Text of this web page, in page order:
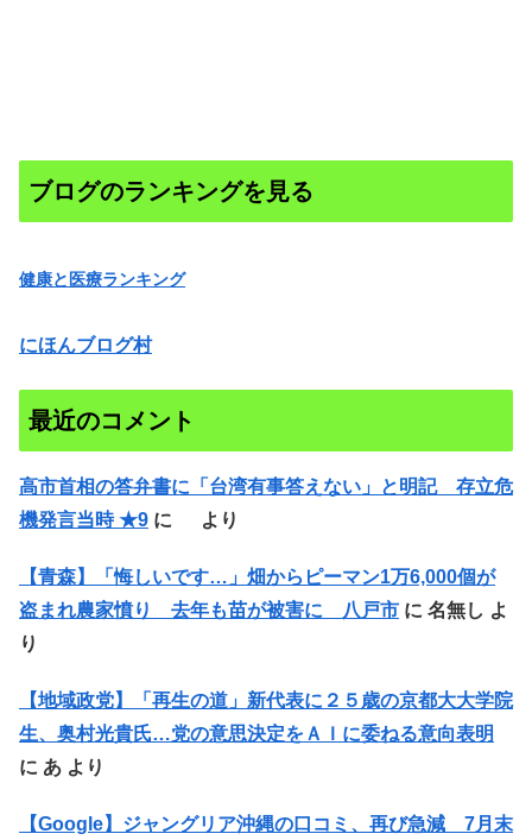
ブログのランキングを見る
健康と医療ランキング
にほんブログ村
最近のコメント
高市首相の答弁書に「台湾有事答えない」と明記 存立危
機発言当時 ★9 に より
【青森】「悔しいです…」畑からピーマン1万6,000個が
盗まれ農家憤り 去年も苗が被害に 八戸市 に 名無し よ
り
【地域政党】「再生の道」新代表に２５歳の京都大大学院
生、奥村光貴氏…党の意思決定をＡＩに委ねる意向表明
に あ より
【Google】ジャングリア沖縄の口コミ、再び急減 7月末